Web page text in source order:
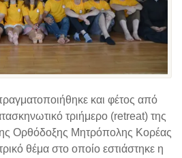
και φέτος από
τριήμερο (retreat) της
Ορθόδοξης Μητρόπολης Κορέας
θέμα στο οποίο εστιάστηκε η